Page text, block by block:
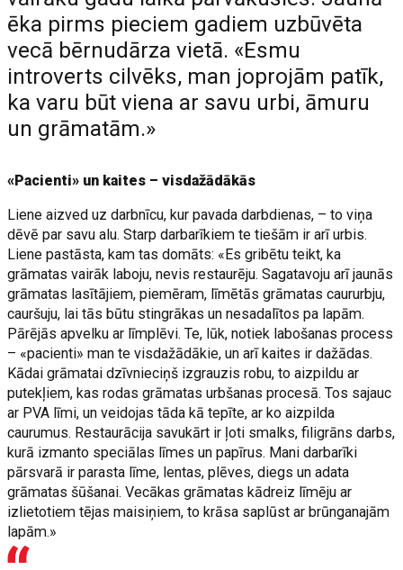
ēka pirms pieciem gadiem uzbūvēta
vecā bērnudārza vietā. «Esmu
introverts cilvēks, man joprojām patīk,
ka varu būt viena ar savu urbi, āmuru
un grāmatām.»
«Pacienti» un kaites – visdažādākās
Liene aizved uz darbnīcu, kur pavada darbdienas, – to viņa
dēvē par savu alu. Starp darbarīkiem te tiešām ir arī urbis.
Liene pastāsta, kam tas domāts: «Es gribētu teikt, ka
grāmatas vairāk laboju, nevis restaurēju. Sagatavoju arī jaunās
grāmatas lasītājiem, piemēram, līmētās grāmatas caururbju,
cauršuju, lai tās būtu stingrākas un nesadalītos pa lapām.
Pārējās apvelku ar līmplēvi. Te, lūk, notiek labošanas process
– «pacienti» man te visdažādākie, un arī kaites ir dažādas.
Kādai grāmatai dzīvnieciņš izgrauzis robu, to aizpildu ar
putekļiem, kas rodas grāmatas urbšanas procesā. Tos sajauc
ar PVA līmi, un veidojas tāda kā tepīte, ar ko aizpilda
caurumus. Restaurācija savukārt ir ļoti smalks, filigrāns darbs,
kurā izmanto speciālas līmes un papīrus. Mani darbarīki
pārsvarā ir parasta līme, lentas, plēves, diegs un adata
grāmatas šūšanai. Vecākas grāmatas kādreiz līmēju ar
izlietotiem tējas maisiņiem, to krāsa saplūst ar brūnganajām
lapām.»